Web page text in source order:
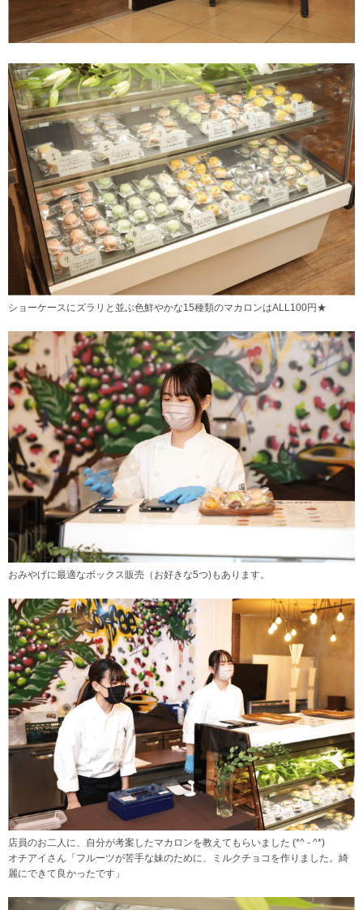
ショーケースにズラリと並ぶ色鮮やかな15種類のマカロンはALL100円★
おみやげに最適なボックス販売（お好きな5つ)もあります。
店員のお二人に、自分が考案したマカロンを教えてもらいました (*^ - ^*)
オチアイさん「フルーツが苦手な妹のために、ミルクチョコを作りました。綺
麗にできて良かったです」